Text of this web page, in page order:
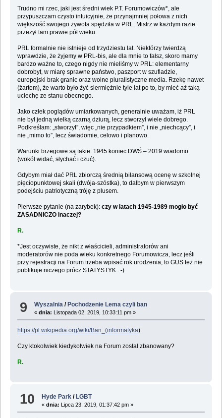
Trudno mi rzec, jaki jest średni wiek P.T. Forumowiczów*, ale
przypuszczam czysto intuicyjnie, że przynajmniej połowa z nich
większość swojego żywota spędziła w PRL. Mistrz w każdym razie
przeżył tam prawie pół wieku.
PRL formalnie nie istnieje od trzydziestu lat. Niektórzy twierdzą
wprawdzie, że żyjemy w PRL-bis, ale dla mnie to fałsz, skoro mamy
bardzo ważne to, czego nigdy nie mieliśmy w PRL: elementarny
dobrobyt, w miarę sprawne państwo, paszport w szufladzie,
europejski brak granic oraz wolne pluralistyczne media. Rzekę nawet
(żartem), że warto było żyć siermiężnie tyle lat po to, by mieć aż taką
uciechę ze stanu obecnego.
Jako człek poglądów umiarkowanych, generalnie uważam, iż PRL
nie był jedną wielką czarną dziurą, lecz stworzył wiele dobrego.
Podkreślam: „stworzył”, więc „nie przypadkiem”, i nie „niechcący”, i
nie „mimo to”, lecz świadomie, celowo i planowo.
Warunki brzegowe są takie: 1945 koniec DWŚ – 2019 wiadomo
(wokół widać, słychać i czuć).
Gdybym miał dać PRL zbiorczą średnią bilansową ocenę w szkolnej
pięciopunktowej skali (dwója-szóstka), to dałbym w pierwszym
podejściu patriotyczną tróję z plusem.
Pierwsze pytanie (na zarybek): czy w latach 1945-1989 mogło być
ZASADNICZO inaczej?
R.
*Jest oczywiste, że nikt z właścicieli, administratorów ani
moderatorów nie poda wieku konkretnego Forumowicza, lecz jeśli
przy rejestracji na Forum trzeba wpisać rok urodzenia, to GUS też nie
publikuje niczego prócz STATYSTYK : -)
9 Wyszalnia / Pochodzenie Lema czyli ban
«dnia: Listopada 02, 2019, 10:33:11 pm »
https://pl.wikipedia.org/wiki/Ban_(informatyka)
Czy ktokolwiek kiedykolwiek na Forum został zbanowany?
R.
10 Hyde Park /LGBT
«dnia: Lipca 23, 2019, 01:37:42 pm »